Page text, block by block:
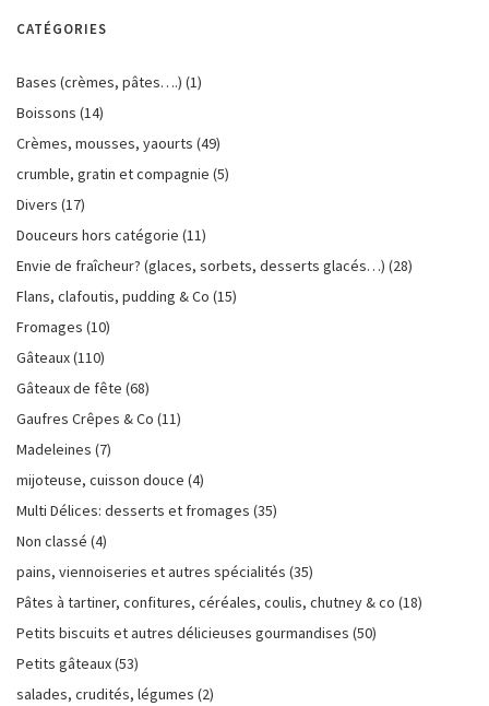
CATÉGORIES
Bases (crèmes, pâtes….) (1)
Boissons (14)
Crèmes, mousses, yaourts (49)
crumble, gratin et compagnie (5)
Divers (17)
Douceurs hors catégorie (11)
Envie de fraîcheur? (glaces, sorbets, desserts glacés…) (28)
Flans, clafoutis, pudding & Co (15)
Fromages (10)
Gâteaux(110)
Gâteaux de fête (68)
Gaufres Crêpes & Co (11)
Madeleines (7)
mijoteuse, cuisson douce (4)
Multi Délices: desserts et fromages (35)
Non classé (4)
pains, viennoiseries et autres spécialités (35)
Pâtes à tartiner, confitures, céréales, coulis, chutney & co (18)
Petits biscuits et autres délicieuses gourmandises (50)
Petits gâteaux(53)
salades, crudités, légumes (2)